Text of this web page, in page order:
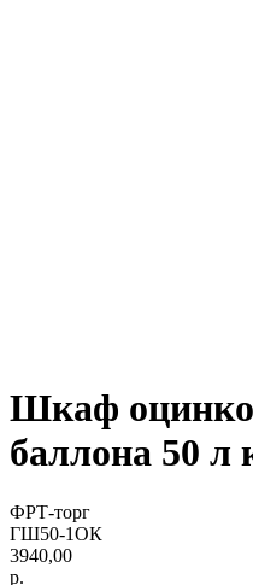
Шкаф
баллона 50 л
ФРТ-торг
ГШ50-1ОК
3940,00
р.